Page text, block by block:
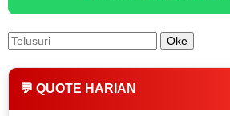
💬 QUOTE HARIAN